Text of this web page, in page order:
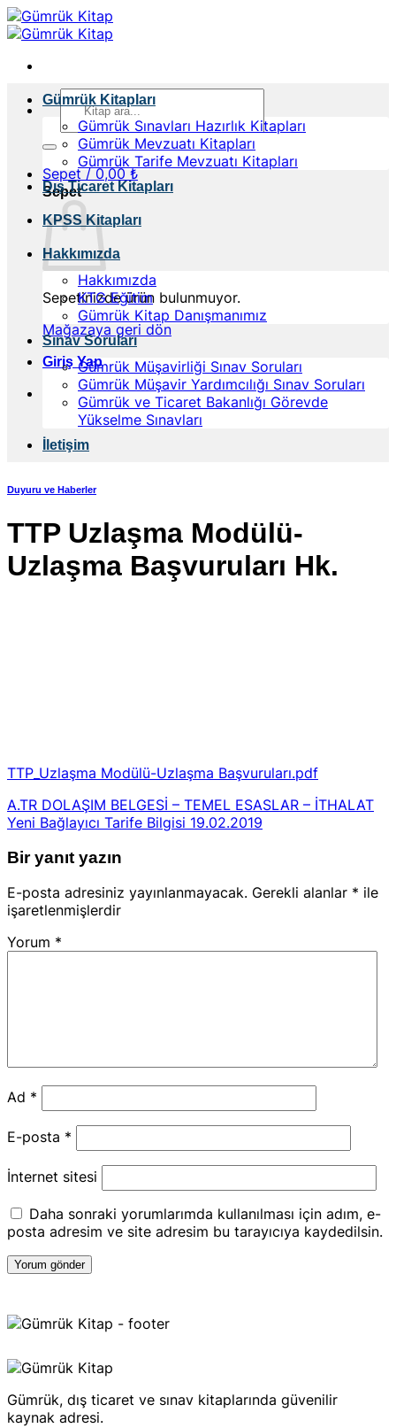
İçeriğe
atla
Ara:
Sepet /0,00₺
Sepet
Sepetinizde ürün bulunmuyor.
Mağazaya geri dön
Giriş Yap
Gümrük Kitapları
Gümrük Sınavları Hazırlık Kitapları
Gümrük Mevzuatı Kitapları
Gümrük Tarife Mevzuatı Kitapları
Dış Ticaret Kitapları
KPSS Kitapları
Hakkımızda
Hakkımızda
KTG Eğitim
Gümrük Kitap Danışmanımız
Sınav Soruları
Gümrük Müşavirliği Sınav Soruları
Gümrük Müşavir Yardımcılığı Sınav Soruları
Gümrük ve Ticaret Bakanlığı Görevde
Yükselme Sınavları
İletişim
Duyuru ve Haberler
TTP Uzlaşma Modülü-
Uzlaşma Başvuruları Hk.
TTP_Uzlaşma Modülü-Uzlaşma Başvuruları.pdf
A.TR DOLAŞIM BELGESİ – TEMEL ESASLAR – İTHALAT
Yeni Bağlayıcı Tarife Bilgisi 19.02.2019
Bir yanıt yazın
E-posta adresiniz yayınlanmayacak. Gerekli alanlar * ile
işaretlenmişlerdir
Yorum *
Ad *
E-posta *
İnternet sitesi
Daha sonraki yorumlarımda kullanılması için adım, e-
posta adresim ve site adresim bu tarayıcıya kaydedilsin.
Gümrük, dış ticaret ve sınav kitaplarında güvenilir
kaynak adresi.